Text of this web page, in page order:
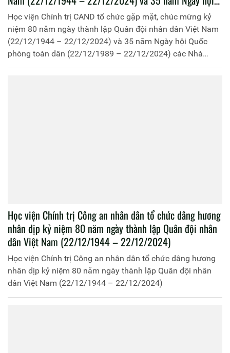
Quốc phòng toàn dân (22/12/1989 – 22/12/2024) các
Nhà trường, đơn vị quân đội
Học viện Chính trị CAND tổ chức gặp mặt, chúc mừng kỷ
niệm 80 năm ngày thành lập Quân đội nhân dân Việt Nam
(22/12/1944 – 22/12/2024) và 35 năm Ngày hội Quốc
phòng toàn dân (22/12/1989 – 22/12/2024) các Nhà
trường, đơn vị quân đội
Học viện Chính trị Công an nhân dân tổ chức dâng hương
nhân dịp kỷ niệm 80 năm ngày thành lập Quân đội nhân
dân Việt Nam (22/12/1944 – 22/12/2024)
Học viện Chính trị Công an nhân dân tổ chức dâng hương
nhân dịp kỷ niệm 80 năm ngày thành lập Quân đội nhân
dân Việt Nam (22/12/1944 – 22/12/2024)